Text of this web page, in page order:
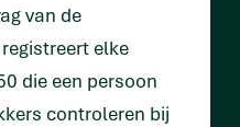
van de
elke
die een persoon
controleren bij